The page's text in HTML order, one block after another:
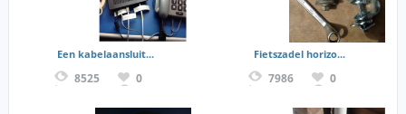
Een kabelaansluit...
8525 0
Fietszadel horizo...
7986 0